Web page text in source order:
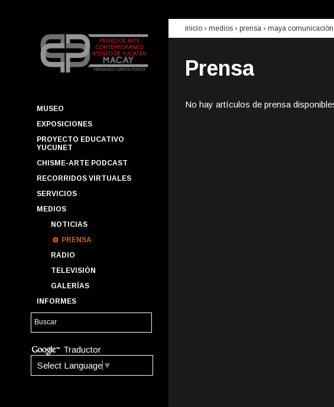
MUSEO
EXPOSICIONES
PROYECTO EDUCATIVO
YUCUNET
CHISME-ARTE PODCAST
RECORRIDOS VIRTUALES
SERVICIOS
MEDIOS
NOTICIAS
PRENSA
RADIO
TELEVISIÓN
GALERÍAS
INFORMES
Traductor
Select Language ▼
inicio › medios › prensa › maya comunicación
Prensa
No hay artículos de prensa